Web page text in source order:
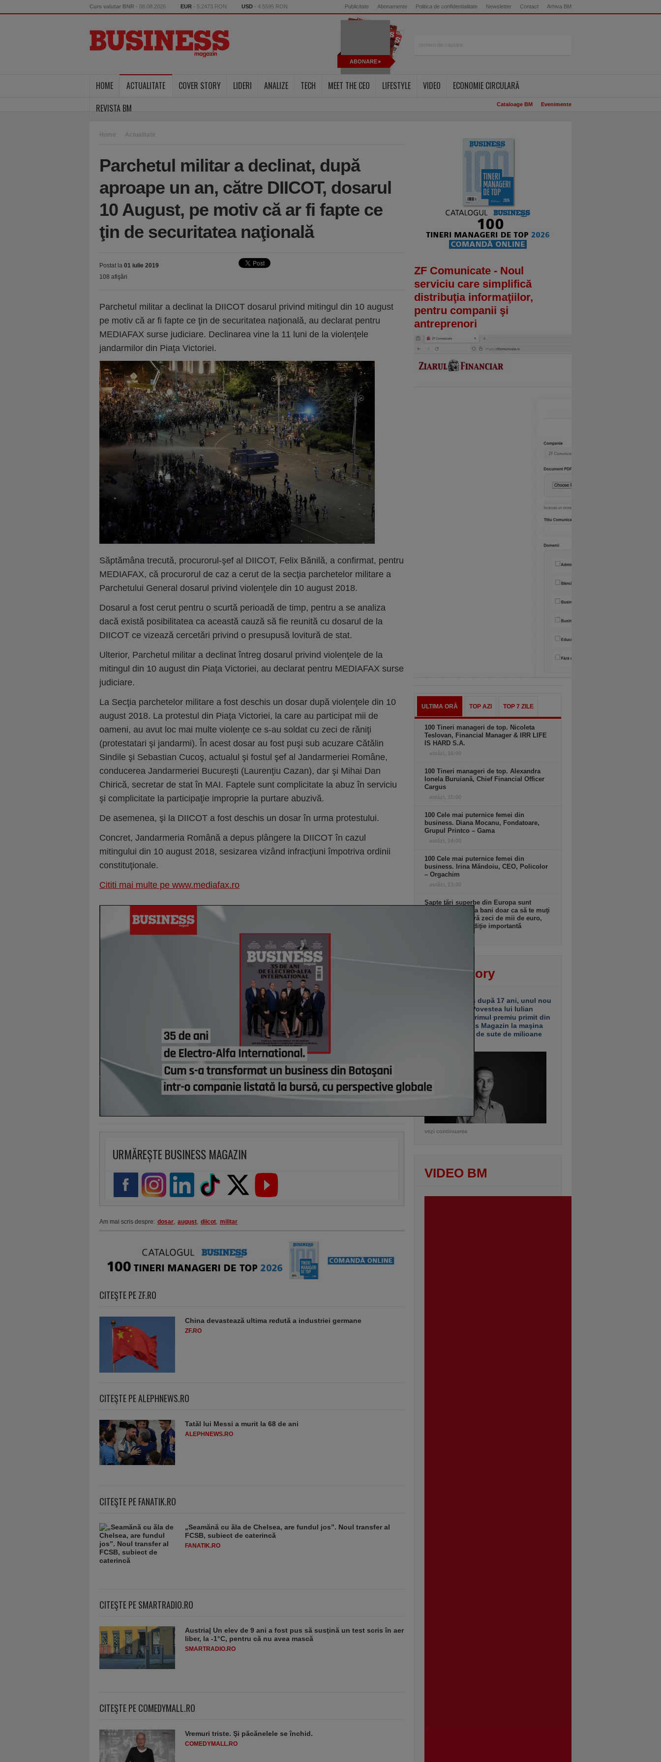
Curs valutar BNR - 08.08.2026 EUR - 5.2473 RON USD - 4.5595 RON Publicitate Abonamente Politica de confidentialitate Newsletter Contact Arhiva BM
ABONARE
HOME ACTUALITATE COVER STORY LIDERI ANALIZE TECH MEET THE CEO LIFESTYLE VIDEO
ECONOMIE CIRCULARĂ
REVISTA BM
Cataloage BM Evenimente
Home Actualitate
Parchetul militar a declinat, după
aproape un an, către DIICOT, dosarul
10 August, pe motiv că ar fi fapte ce
ţin de securitatea naţională
Postat la 01 iulie 2019
108 afişări
Parchetul militar a declinat la DIICOT dosarul privind mitingul din 10 august
pe motiv că ar fi fapte ce ţin de securitatea naţională, au declarat pentru
MEDIAFAX surse judiciare. Declinarea vine la 11 luni de la violenţele
jandarmilor din Piaţa Victoriei.
Săptămâna trecută, procurorul-şef al DIICOT, Felix Bănilă, a confirmat, pentru
MEDIAFAX, că procurorul de caz a cerut de la secţia parchetelor militare a
Parchetului General dosarul privind violenţele din 10 august 2018.
Dosarul a fost cerut pentru o scurtă perioadă de timp, pentru a se analiza
dacă există posibilitatea ca această cauză să fie reunită cu dosarul de la
DIICOT ce vizează cercetări privind o presupusă lovitură de stat.
Ulterior, Parchetul militar a declinat întreg dosarul privind violenţele de la
mitingul din 10 august din Piaţa Victoriei, au declarat pentru MEDIAFAX surse
judiciare.
La Secţia parchetelor militare a fost deschis un dosar după violenţele din 10
august 2018. La protestul din Piaţa Victoriei, la care au participat mii de
oameni, au avut loc mai multe violenţe ce s-au soldat cu zeci de răniţi
(protestatari şi jandarmi). În acest dosar au fost puşi sub acuzare Cătălin
Sindile şi Sebastian Cucoş, actualul şi fostul şef al Jandarmeriei Române,
conducerea Jandarmeriei Bucureşti (Laurenţiu Cazan), dar şi Mihai Dan
Chirică, secretar de stat în MAI. Faptele sunt complicitate la abuz în serviciu
şi complicitate la participaţie improprie la purtare abuzivă.
De asemenea, şi la DIICOT a fost deschis un dosar în urma protestului.
Concret, Jandarmeria Română a depus plângere la DIICOT în cazul
mitingului din 10 august 2018, sesizarea vizând infracţiuni împotriva ordinii
constituţionale.
Cititi mai multe pe www.mediafax.ro
URMĂREȘTE BUSINESS MAGAZIN
Am mai scris despre: dosar, august, diicot, militar
CITEŞTE PE ZF.RO
China devastează ultima redută a industriei germane
ZF.RO
CITEŞTE PE ALEPHNEWS.RO
Tatăl lui Messi a murit la 68 de ani
ALEPHNEWS.RO
CITEŞTE PE FANATIK.RO
„Seamănă cu ăla de Chelsea, are fundul jos”. Noul transfer al
FCSB, subiect de caterincă
FANATIK.RO
CITEŞTE PE SMARTRADIO.RO
Austria| Un elev de 9 ani a fost pus să susţină un test scris în aer
liber, la -1°C, pentru că nu avea mască
SMARTRADIO.RO
CITEŞTE PE COMEDYMALL.RO
Vremuri triste. Şi păcănelele se închid.
COMEDYMALL.RO
ZF Comunicate - Noul
serviciu care simplifică
distribuţia informaţiilor,
pentru companii şi
antreprenori
ULTIMA ORĂ TOP AZI TOP 7 ZILE
100 Tineri manageri de top. Nicoleta
Teslovan, Financial Manager & IRR LIFE
IS HARD S.A.
astăzi, 16:00
100 Tineri manageri de top. Alexandra
Ionela Buruiană, Chief Financial Officer
Cargus
astăzi, 15:00
100 Cele mai puternice femei din
business. Diana Mocanu, Fondatoare,
Grupul Printco – Gama
astăzi, 14:00
100 Cele mai puternice femei din
business. Irina Măndoiu, CEO, Policolor
– Orgachim
astăzi, 13:00
Şapte ţări superbe din Europa sunt
dispuse să îţi dea bani doar ca să te muţi
acolo. Unele oferă zeci de mii de euro,
dar există o condiţie importantă
Cover story
Un pariu închis după 17 ani, unul nou
abia deschis. Povestea lui Iulian
Stanciu de la primul premiu primit din
partea Business Magazin la maşina
lui de investiţii de sute de milioane
vezi continuarea
VIDEO BM